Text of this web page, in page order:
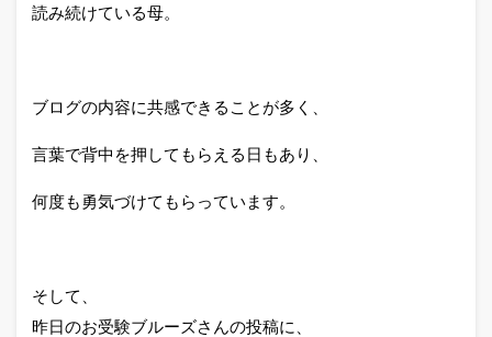
読み続けている母。
ブログの内容に共感できることが多く、
言葉で背中を押してもらえる日もあり、
何度も勇気づけてもらっています。
そして、
昨日のお受験ブルーズさんの投稿に、